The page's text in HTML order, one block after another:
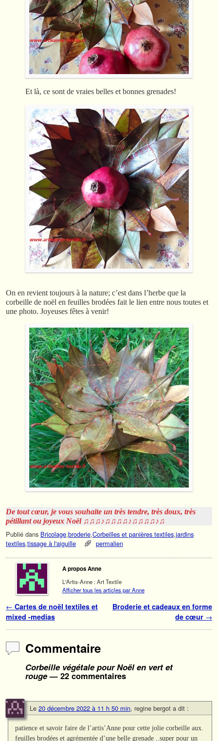
Et là, ce sont de vraies belles et bonnes grenades!
On en revient toujours à la nature; c’est dans l’herbe que la
corbeille de noël en feuilles brodées fait le lien entre nous toutes et
une photo. Joyeuses fêtes à venir!
De tout cœur, je vous souhaite un très tendre, très doux, très
pétillant ou joyeux Noël ♫♫♫♪♫♫♫♫♪♫♫♫♫♪♫
Publié dans Bricolage,broderie,Corbeilles et panières textiles,jardins
textiles,tissage à l'aiguille permalien
A propos Anne
L'Artis-Anne : Art Textile
Afficher tous les articles par Anne
Navigation des articles
← Cartes de noël textiles et
mixed -medias
Broderie et cadeaux en forme
de cœur →
Commentaire
Corbeille végétale pour Noël en vert et
rouge— 22 commentaires
Le 20 décembre 2022 à 11 h 50 min, regine bergot a dit :
patience et savoir faire de l’artis’Anne pour cette jolie corbeille aux.
feuilles brodées et agrémentée d’une belle grenade ..super pour un